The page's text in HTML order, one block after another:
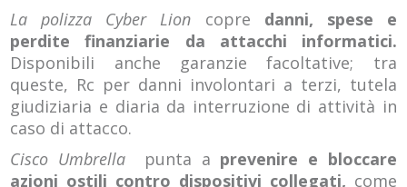
La polizza Cyber Lion copre danni, spese e
perdite finanziarie da attacchi informatici.
Disponibili anche garanzie facoltative; tra
queste, Rc per danni involontari a terzi, tutela
giudiziaria e diaria da interruzione di attività in
caso di attacco.
Cisco Umbrellapunta a prevenire e bloccare
azioni ostili contro dispositivi collegati, come